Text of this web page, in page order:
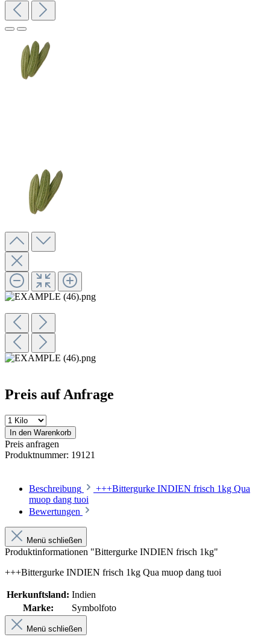
Preis auf Anfrage
In den Warenkorb
Preis anfragen
Produktnummer: 19121
Beschreibung
+++Bittergurke INDIEN frisch 1kg Qua
muop dang tuoi
Bewertungen
Menü schließen
Produktinformationen "Bittergurke INDIEN frisch 1kg"
+++Bittergurke INDIEN frisch 1kg Qua muop dang tuoi
Herkunftsland: Indien
Marke:
Symbolfoto
Menü schließen